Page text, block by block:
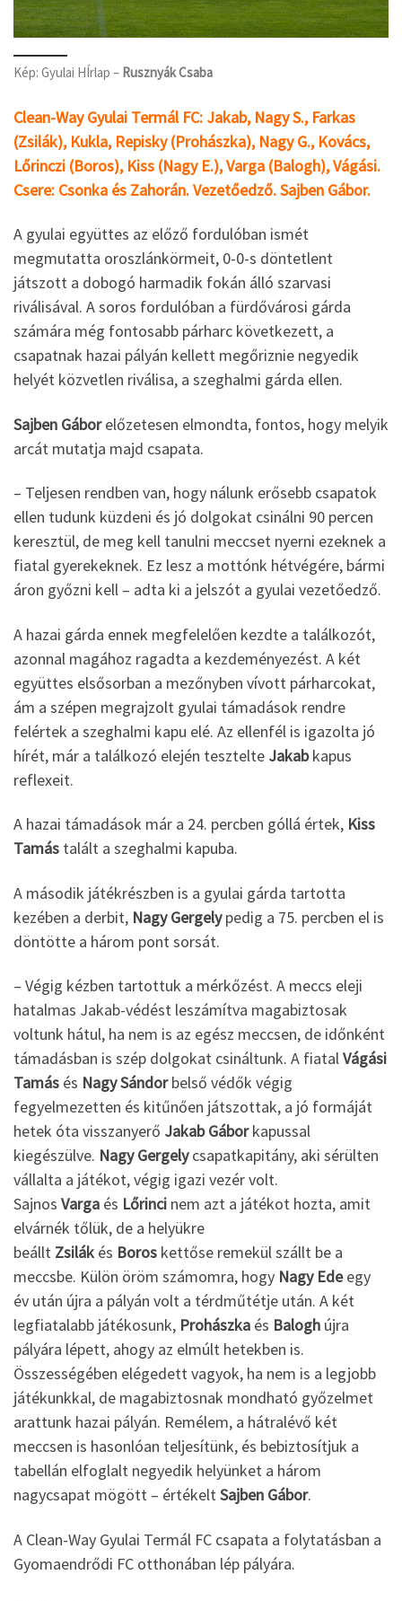
Kép: Gyulai HÍrlap – Rusznyák Csaba
Clean-Way Gyulai Termál FC: Jakab, Nagy S., Farkas
(Zsilák), Kukla, Repisky (Prohászka), Nagy G., Kovács,
Lőrinczi (Boros), Kiss (Nagy E.), Varga (Balogh), Vágási.
Csere: Csonka és Zahorán. Vezetőedző. Sajben Gábor.
A gyulai együttes az előző fordulóban ismét
megmutatta oroszlánkörmeit, 0-0-s döntetlent
játszott a dobogó harmadik fokán álló szarvasi
riválisával. A soros fordulóban a fürdővárosi gárda
számára még fontosabb párharc következett, a
csapatnak hazai pályán kellett megőriznie negyedik
helyét közvetlen riválisa, a szeghalmi gárda ellen.
Sajben Gáborelőzetesen elmondta, fontos, hogy melyik
arcát mutatja majd csapata.
– Teljesen rendben van, hogy nálunk erősebb csapatok
ellen tudunk küzdeni és jó dolgokat csinálni 90 percen
keresztül, de meg kell tanulni meccset nyerni ezeknek a
fiatal gyerekeknek. Ez lesz a mottónk hétvégére, bármi
áron győzni kell – adta ki a jelszót a gyulai vezetőedző.
A hazai gárda ennek megfelelően kezdte a találkozót,
azonnal magához ragadta a kezdeményezést. A két
együttes elsősorban a mezőnyben vívott párharcokat,
ám a szépen megrajzolt gyulai támadások rendre
felértek a szeghalmi kapu elé. Az ellenfél is igazolta jó
hírét, már a találkozó elején tesztelte Jakabkapus
reflexeit.
A hazai támadások már a 24. percben góllá értek, Kiss
Tamás talált a szeghalmi kapuba.
A második játékrészben is a gyulai gárda tartotta
kezében a derbit, Nagy Gergelypedig a 75. percben el is
döntötte a három pont sorsát.
– Végig kézben tartottuk a mérkőzést. A meccs eleji
hatalmas Jakab-védést leszámítva magabiztosak
voltunk hátul, ha nem is az egész meccsen, de időnként
támadásban is szép dolgokat csináltunk. A fiatalVágási
Tamás és Nagy Sándorbelső védők végig
fegyelmezetten és kitűnően játszottak, a jó formáját
hetek óta visszanyerő Jakab Gáborkapussal
kiegészülve. Nagy Gergelycsapatkapitány, aki sérülten
vállalta a játékot, végig igazi vezér volt.
Sajnos Varga és Lőrinci nem azt a játékot hozta, amit
elvárnék tőlük, de a helyükre
beállt Zsilák és Boros kettőse remekül szállt be a
meccsbe. Külön öröm számomra, hogy Nagy Edeegy
év után újra a pályán volt a térdműtétje után. A két
legfiatalabb játékosunk, Prohászka és Balogh újra
pályára lépett, ahogy az elmúlt hetekben is.
Összességében elégedett vagyok, ha nem is a legjobb
játékunkkal, de magabiztosnak mondható győzelmet
arattunk hazai pályán. Remélem, a hátralévő két
meccsen is hasonlóan teljesítünk, és bebiztosítjuk a
tabellán elfoglalt negyedik helyünket a három
nagycsapat mögött – értékeltSajben Gábor.
A Clean-Way Gyulai Termál FC csapata a folytatásban a
Gyomaendrődi FC otthonában lép pályára.